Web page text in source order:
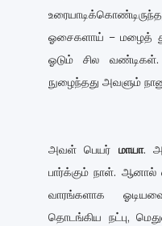
ஓசைகளாய் – மழைத்
ஓடும் சில
நுழைந்தது அவளும்
அவள் பெயர் மாயா.
பார்க்கும் நாள்.
வாரங்களாக
தொடங்கிய நட்பு,